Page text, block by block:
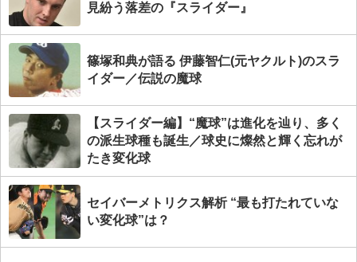
見紛う落差の『スライダー』
篠塚和典が語る 伊藤智仁(元ヤクルト)のスラ
イダー／伝説の魔球
【スライダー編】“魔球”は進化を辿り、多く
の派生球種も誕生／球史に燦然と輝く忘れが
たき変化球
セイバーメトリクス解析 “最も打たれていな
い変化球”は？